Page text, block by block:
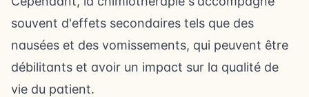
souvent d'effets secondaires tels que des
nausées et des vomissements, qui peuvent être
débilitants et avoir un impact sur la qualité de
vie du patient.